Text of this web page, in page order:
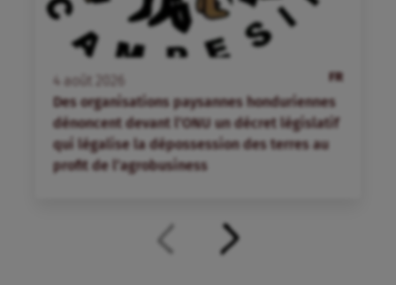
FR
4 août
Des organisations paysannes honduriennes
dénoncent devant l’ONU un décret législatif
qui légalise la dépossession des terres au
profit de l’agrobusiness